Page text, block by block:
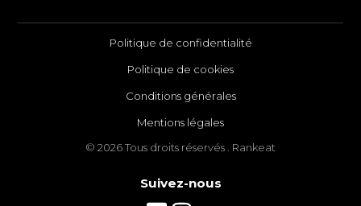
Politique de confidentialité
Politique de cookies
Conditions générales
Mentions légales
© 2026 Tous droits réservés . Rankeat
Suivez-nous